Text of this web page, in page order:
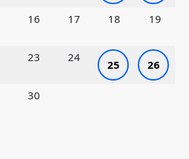
16 17 18 19
23 24
25 26
30